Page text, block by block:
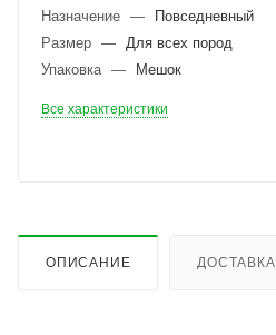
Назначение —
Повседневный
Размер — Для всех пород
Упаковка — Мешок
Все характеристики
ОПИСАНИЕ ДОСТАВКА